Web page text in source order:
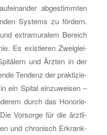
ab­ge­stimm­ten
Sys­tems zu för­dern.
ex­tra­mu­ra­lem Be­reich
Es exis­tie­ren Zwei­glei­
und Ärz­ten in der
Ten­denz der prak­ti­zie­
ein Spi­tal ein­zu­wei­sen –
durch das Ho­no­rie­
Vor­sor­ge für die ärzt­li­
und chro­nisch Er­krank­